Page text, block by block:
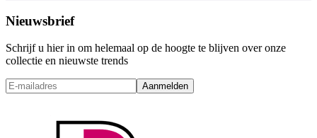
Nieuwsbrief
Schrijf u hier in om helemaal op de hoogte te blijven over onze
collectie en nieuwste trends
Aanmelden